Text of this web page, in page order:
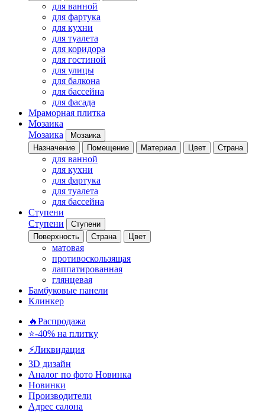
для ванной
для фартука
для кухни
для туалета
для коридора
для гостиной
для улицы
для балкона
для бассейна
для фасада
Мраморная плитка
Мозаика
Мозаика
Мозаика
Назначение
Помещение Материал Цвет Страна
для ванной
для кухни
для фартука
для туалета
для бассейна
Ступени
Ступени
Ступени
Поверхность
Страна Цвет
матовая
противоскользящая
лаппатированная
глянцевая
Бамбуковые панели
Клинкер
🔥Распродажа
⭐-40% на плитку
⚡️Ликвидация
3D дизайн
Аналог по фото Новинка
Новинки
Производители
Адрес салона